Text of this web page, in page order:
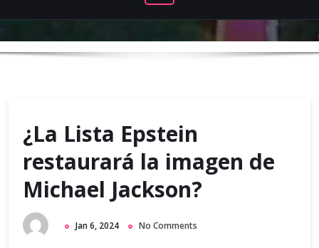
¿La Lista Epstein
restaurará la imagen de
Michael Jackson?
Jan 6, 2024 No Comments